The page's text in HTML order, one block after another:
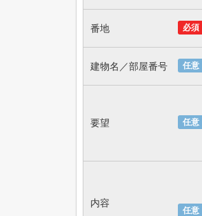
必須
番地
任意
建物名／部屋番号
任意
要望
任意
内容